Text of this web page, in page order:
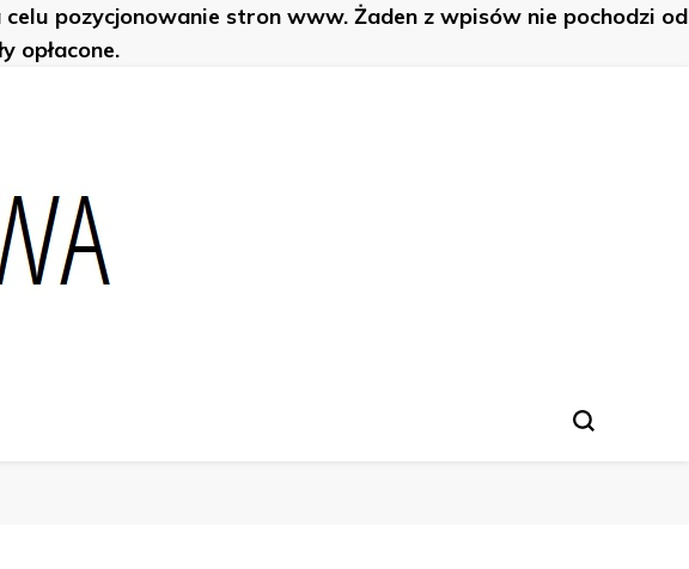
pozycjonowanie stron www. Żaden z wpisów nie pochodzi od
opłacone.